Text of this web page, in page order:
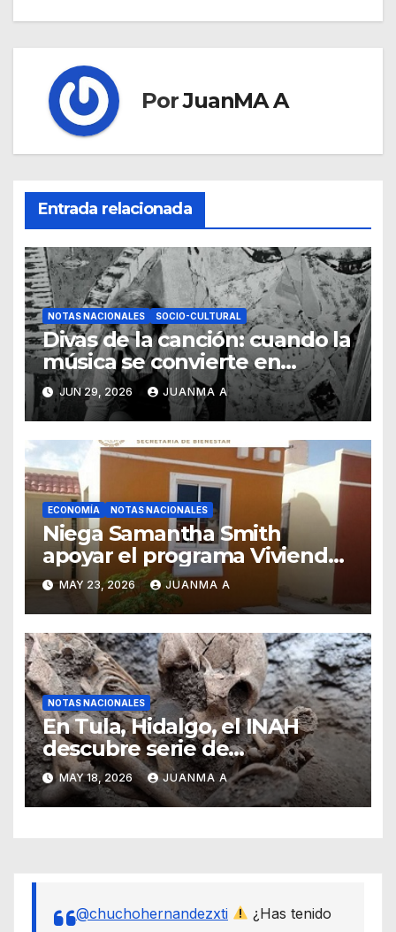
PorJuanMA A
Entrada relacionada
NOTAS NACIONALES SOCIO-CULTURAL
Divas de la canción: cuando la
música se convierte en
pintura
JUN 29, 2026 JUANMA A
ECONOMÍA NOTAS NACIONALES
Niega Samantha Smith
apoyar el programa Vivienda
para el Bienestar
MAY 23, 2026 JUANMA A
NOTAS NACIONALES
En Tula, Hidalgo, el INAH
descubre serie de
enterramientos de época
teotihuacana
MAY 18, 2026 JUANMA A
@chuchohernandezxti
¿Has tenido